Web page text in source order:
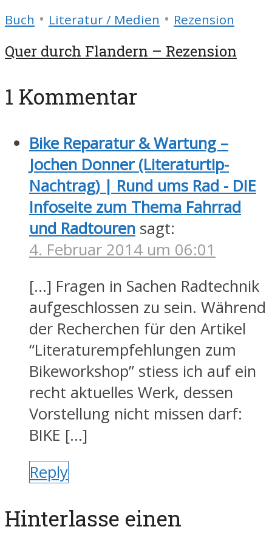
Buch • Literatur / Medien • Rezension
Quer durch Flandern – Rezension
1 Kommentar
Bike Reparatur & Wartung –
Jochen Donner (Literaturtip-
Nachtrag) | Rund ums Rad - DIE
Infoseite zum Thema Fahrrad
und Radtouren sagt:
4. Februar 2014 um 06:01
[…] Fragen in Sachen Radtechnik
aufgeschlossen zu sein. Während
der Recherchen für den Artikel
“Literaturempfehlungen zum
Bikeworkshop” stiess ich auf ein
recht aktuelles Werk, dessen
Vorstellung nicht missen darf:
BIKE […]
Reply
Hinterlasse einen